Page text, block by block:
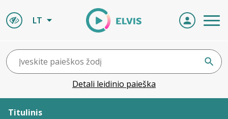
LT
Detali leidinio paieška
Titulinis